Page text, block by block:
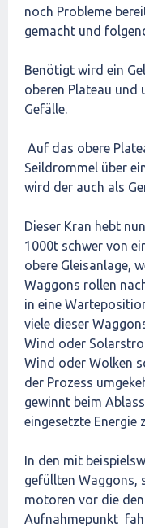
noch Probleme
gemacht und
Benötigt wird ein
oberen Plateau und
Gefälle.
Auf das obere
Seildrommel über
wird der auch als
Dieser Kran hebt
1000t schwer von
obere Gleisanlage,
Waggons rollen
in eine
viele dieser
Wind oder
Wind oder Wolken
der Prozess
gewinnt beim
eingesetzte Energie
In den mit
gefüllten Waggons,
motoren vor die
Aufnahmepunkt